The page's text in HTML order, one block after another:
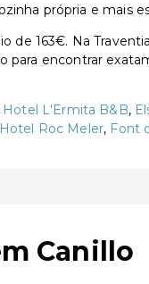
própria e mais
163€. Na
encontrar
Hotel L'Ermita B&B,
Hotel Roc Meler, Font
Canillo